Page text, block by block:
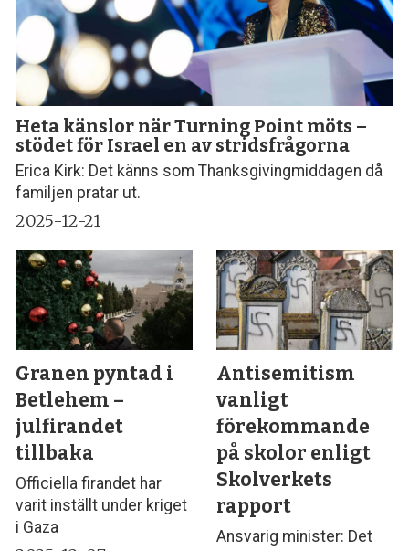
Heta känslor när Turning Point möts –
stödet för Israel en av stridsfrågorna
Erica Kirk: Det känns som Thanksgivingmiddagen då
familjen pratar ut.
2025-12-21
Granen pyntad i
Betlehem –
julfirandet
tillbaka
Officiella firandet har
varit inställt under kriget
i Gaza
Antisemitism
vanligt
förekommande
på skolor enligt
Skolverkets
rapport
Ansvarig minister: Det